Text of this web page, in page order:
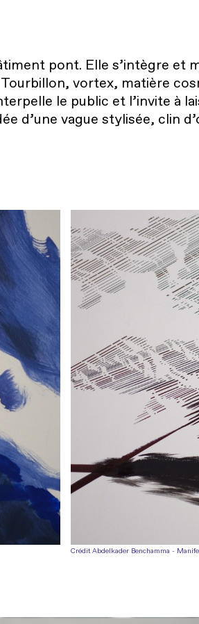
pont. Elle s’intègre et
vortex, matière
le public et l’invite à
d’une vague stylisée, clin
Crédit Abdelkader Benchamma -